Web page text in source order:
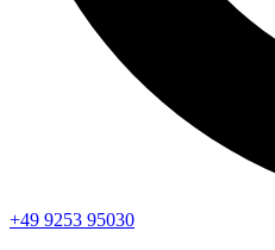
+49 9253 95030